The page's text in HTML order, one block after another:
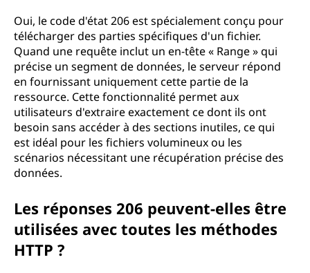
Oui, le code d'état 206 est spécialement conçu pour
télécharger des parties spécifiques d'un fichier.
Quand une requête inclut un en-tête « Range » qui
précise un segment de données, le serveur répond
en fournissant uniquement cette partie de la
ressource. Cette fonctionnalité permet aux
utilisateurs d'extraire exactement ce dont ils ont
besoin sans accéder à des sections inutiles, ce qui
est idéal pour les fichiers volumineux ou les
scénarios nécessitant une récupération précise des
données.
Les réponses 206 peuvent-elles être
utilisées avec toutes les méthodes
HTTP ?